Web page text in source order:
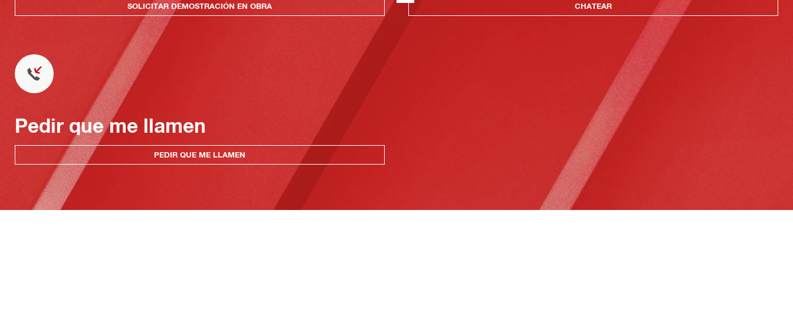
SOLICITAR DEMOSTRACIÓN EN OBRA CHATEAR
Pedir que me llamen
PEDIR QUE ME LLAMEN